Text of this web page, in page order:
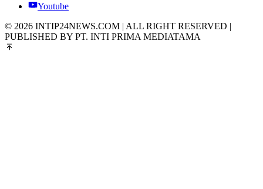
Youtube
© 2026 INTIP24NEWS.COM | ALL RIGHT RESERVED |
PUBLISHED BY PT. INTI PRIMA MEDIATAMA